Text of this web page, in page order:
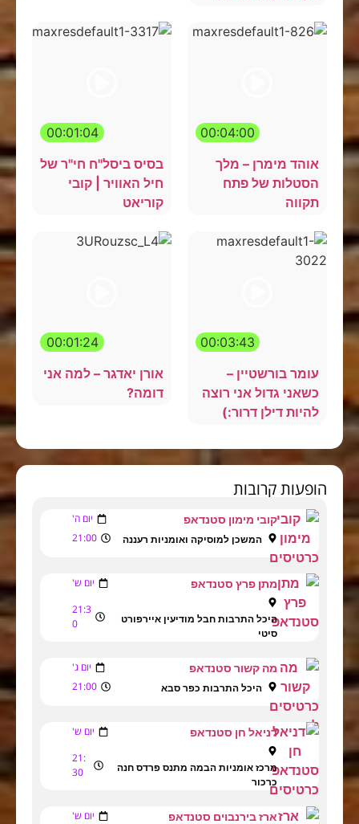
00:04:00
אוהד מימרן – מלך
הסטלות של פתח
תקווה
00:01:04
בסיס ביסל"ח חי"ר של
חיל האוויר | קובי
קוריאט
00:03:43
עומר בורשטיין –
כשאני גדול אני רוצה
להיות דילן דרור:)
00:01:24
אורן יאדגר – למה אני
דומה?
הופעות קרובות
קובי מימון סטנדאפ יום ה'
המשכן למוסיקה ואומניות רעננה 21:00
מתן פרץ סטנדאפ יום ש'
היכל התרבות חבל מודיעין איירפורט
סיטי
21:3
0
מה קשור סטנדאפ יום ג'
היכל התרבות כפר סבא 21:00
דניאל חן סטנדאפ יום ש'
מרכז אומניות הבמה מתנס פרדס חנה
כרכור
21:
30
ארז בירנבוים סטנדאפ יום ש'